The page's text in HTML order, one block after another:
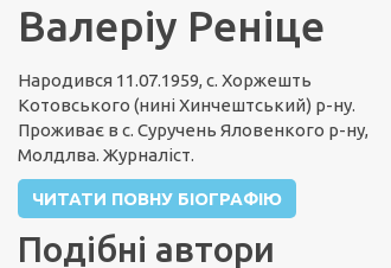
Валеріу Реніце
Народився 11.07.1959, с. Хоржешть
Котовського (нині Хинчештський) р-ну.
Проживає в с. Суручень Яловенкого р-ну,
Молдлва. Журналіст.
ЧИТАТИ ПОВНУ БІОГРАФІЮ
Подібні автори